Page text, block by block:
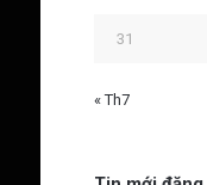
31
« Th7